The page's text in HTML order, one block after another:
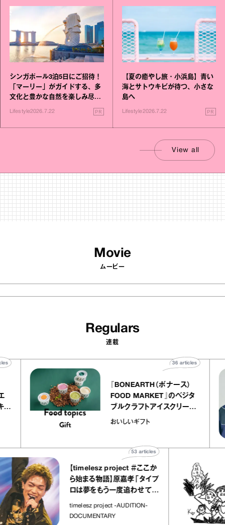
シンガポール3泊5日にご招待！
「マーリー」がガイドする、多
文化と豊かな自然を楽しみ尽く
す旅
Lifestyle2026.7.22 PR
【夏の癒やし旅・小浜島】青い
海とサトウキビが待つ、小さな
島へ
Lifestyle2026.7.22 PR
View all
Movie
ムービー
Regulars
連載
リエ
キャ
articles
『BONEARTH（ボナース）
FOOD MARKET』のベジタ
ブルクラフトアイスクリーム
｜真野知子の「おいしいギフ
おいしいギフト
36articles
【timelesz project ＃ここか
ら始まる物語】原嘉孝「タイプ
ロは夢をもう一度追わせてく
れた場所」
timelesz project -AUDITION-
DOCUMENTARY
articles